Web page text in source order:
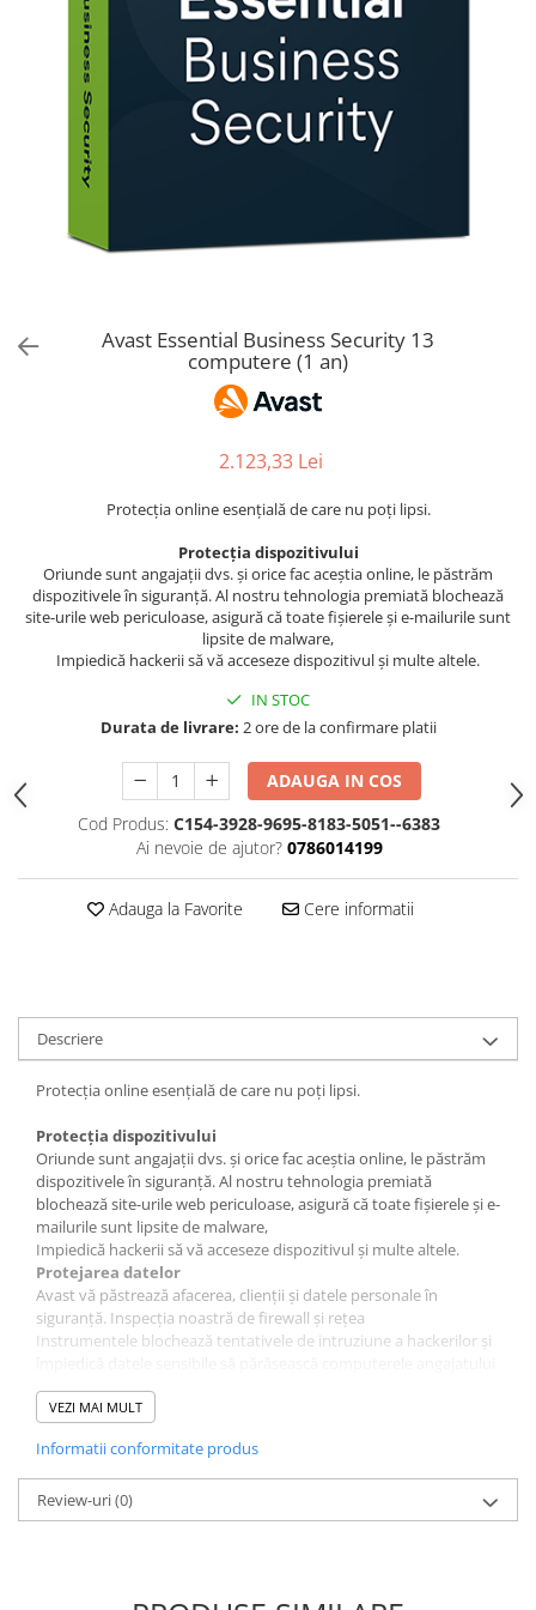
AVAST Driver Updater
AVAST SecureLine VPN
AVAST AntiTrack Premium
Avast Essential Business Security 13
computere (1 an)
2.123,33 Lei
Protecția online esențială de care nu poți lipsi.
Protecția dispozitivului
Oriunde sunt angajații dvs. și orice fac aceștia online, le păstrăm
dispozitivele în siguranță. Al nostru tehnologia premiată blochează
site-urile web periculoase, asigură că toate fișierele și e-mailurile sunt
lipsite de malware,
Impiedică hackerii să vă acceseze dispozitivul și multe altele.
IN STOC
Durata de livrare: 2 ore de la confirmare platii
ADAUGA IN COS
Cod Produs: C154-3928-9695-8183-5051--6383
Ai nevoie de ajutor? 0786014199
Adauga la Favorite Cere informatii
Descriere
Protecția online esențială de care nu poți lipsi.
Protecția dispozitivului
Oriunde sunt angajații dvs. și orice fac aceștia online, le păstrăm
dispozitivele în siguranță. Al nostru tehnologia premiată
blochează site-urile web periculoase, asigură că toate fișierele și e-
mailurile sunt lipsite de malware,
Impiedică hackerii să vă acceseze dispozitivul și multe altele.
Protejarea datelor
Avast vă păstrează afacerea, clienții și datele personale în
siguranță. Inspecția noastră de firewall și rețea
Instrumentele blochează tentativele de intruziune a hackerilor și
dvs.
Caracteristici
File Shield
Scanează programele și fișierele salvate pe computer pentru
amenințări rău intenționate în timp real înainte de a permite
deschiderea, rularea, modificarea sau salvarea acestora. Dacă
VEZI MAI MULT
Informatii conformitate produs
Review-uri(0)